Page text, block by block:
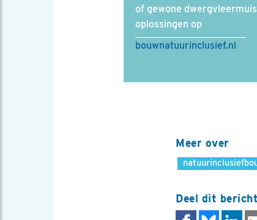
of gewone
oplossingen op
bouwnatuurinclusief.nl
Meer over
Deel dit bericht